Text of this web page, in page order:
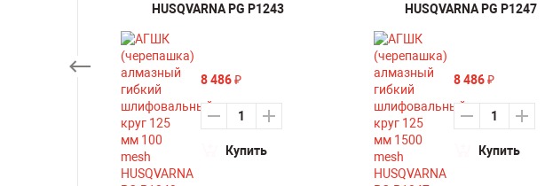
HUSQVARNA PG P1243
8 486 ₽
Купить
HUSQVARNA PG P1247
8 486 ₽
Купить